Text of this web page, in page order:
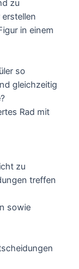
zu
in einem
so
gleichzeitig
Rad mit
zu
treffen
sowie